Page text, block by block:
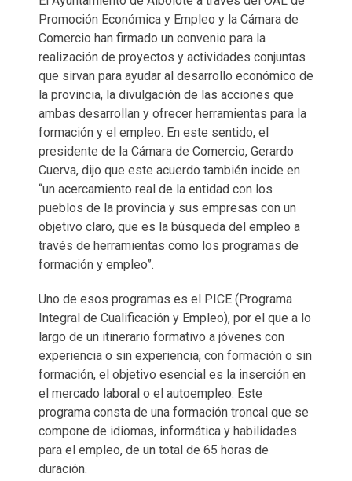
Promoción Económica y Empleo y la Cámara de
Comercio han firmado un convenio para la
realización de proyectos y actividades conjuntas
que sirvan para ayudar al desarrollo económico de
la provincia, la divulgación de las acciones que
ambas desarrollan y ofrecer herramientas para la
formación y el empleo. En este sentido, el
presidente de la Cámara de Comercio, Gerardo
Cuerva, dijo que este acuerdo también incide en
“un acercamiento real de la entidad con los
pueblos de la provincia y sus empresas con un
objetivo claro, que es la búsqueda del empleo a
través de herramientas como los programas de
formación y empleo”.
Uno de esos programas es el PICE (Programa
Integral de Cualificación y Empleo), por el que a lo
largo de un itinerario formativo a jóvenes con
experiencia o sin experiencia, con formación o sin
formación, el objetivo esencial es la inserción en
el mercado laboral o el autoempleo. Este
programa consta de una formación troncal que se
compone de idiomas, informática y habilidades
para el empleo, de un total de 65 horas de
duración.